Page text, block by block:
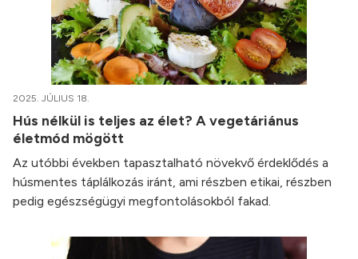
2025. JÚLIUS 18.
Hús nélkül is teljes az élet? A vegetáriánus
életmód mögött
Az utóbbi években tapasztalható növekvő érdeklődés a
húsmentes táplálkozás iránt, ami részben etikai, részben
pedig egészségügyi megfontolásokból fakad.